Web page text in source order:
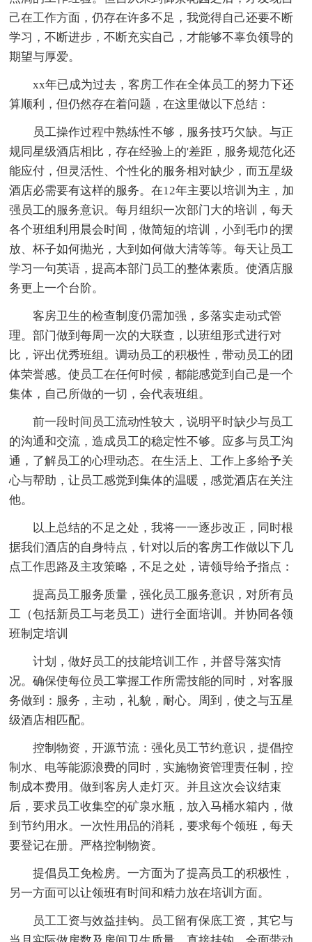
己在工作方面，仍存在许多不足，我觉得自己还要不断
学习，不断进步，不断充实自己，才能够不辜负领导的
期望与厚爱。
xx年已成为过去，客房工作在全体员工的努力下还
算顺利，但仍然存在着问题，在这里做以下总结：
员工操作过程中熟练性不够，服务技巧欠缺。与正
规同星级酒店相比，存在经验上的'差距，服务规范化还
能应付，但灵活性、个性化的服务相对缺少，而五星级
酒店必需要有这样的服务。在12年主要以培训为主，加
强员工的服务意识。每月组织一次部门大的培训，每天
各个班组利用晨会时间，做简短的培训，小到毛巾的摆
放、杯子如何抛光，大到如何做大清等等。每天让员工
学习一句英语，提高本部门员工的整体素质。使酒店服
务更上一个台阶。
客房卫生的检查制度仍需加强，多落实走动式管
理。部门做到每周一次的大联查，以班组形式进行对
比，评出优秀班组。调动员工的积极性，带动员工的团
体荣誉感。使员工在任何时候，都能感觉到自己是一个
集体，自己所做的一切，会代表班组。
前一段时间员工流动性较大，说明平时缺少与员工
的沟通和交流，造成员工的稳定性不够。应多与员工沟
通，了解员工的心理动态。在生活上、工作上多给予关
心与帮助，让员工感觉到集体的温暖，感觉酒店在关注
他。
以上总结的不足之处，我将一一逐步改正，同时根
据我们酒店的自身特点，针对以后的客房工作做以下几
点工作思路及主攻策略，不足之处，请领导给予指点：
提高员工服务质量，强化员工服务意识，对所有员
工（包括新员工与老员工）进行全面培训。并协同各领
班制定培训
计划，做好员工的技能培训工作，并督导落实情
况。确保使每位员工掌握工作所需技能的同时，对客服
务做到：服务，主动，礼貌，耐心。周到，使之与五星
级酒店相匹配。
控制物资，开源节流：强化员工节约意识，提倡控
制水、电等能源浪费的同时，实施物资管理责任制，控
制成本费用。做到客房人走灯灭。并且这次会议结束
后，要求员工收集空的矿泉水瓶，放入马桶水箱内，做
到节约用水。一次性用品的消耗，要求每个领班，每天
要登记在册。严格控制物资。
提倡员工免检房。一方面为了提高员工的积极性，
另一方面可以让领班有时间和精力放在培训方面。
员工工资与效益挂钩。员工留有保底工资，其它与